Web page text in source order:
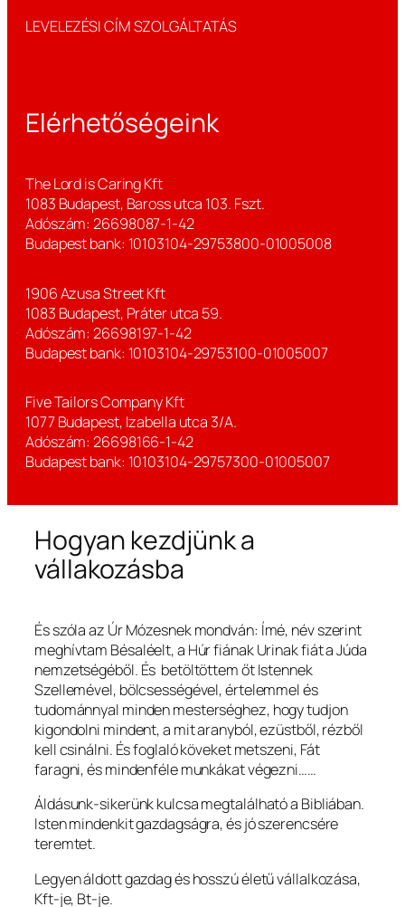
LEVELEZÉSI CÍM SZOLGÁLTATÁS
Elérhetőségeink
The Lord is Caring Kft
1083 Budapest, Baross utca 103. Fszt.
Adószám: 26698087-1-42
Budapest bank: 10103104-29753800-01005008
1906 Azusa Street Kft
1083 Budapest, Práter utca 59.
Adószám: 26698197-1-42
Budapest bank: 10103104-29753100-01005007
Five Tailors Company Kft
1077 Budapest, Izabella utca 3/A.
Adószám: 26698166-1-42
Budapest bank: 10103104-29757300-01005007
Hogyan kezdjünk a
vállakozásba
És szóla az Úr Mózesnek mondván: Ímé, név szerint
meghívtam Bésaléelt, a Húr fiának Urinak fiát a Júda
nemzetségéből. És betöltöttem őt Istennek
Szellemével, bölcsességével, értelemmel és
tudománnyal minden mesterséghez, hogy tudjon
kigondolni mindent, a mit aranyból, ezüstből, rézből
kell csinálni. És foglaló köveket metszeni, Fát
faragni, és mindenféle munkákat végezni……
Áldásunk-sikerünk kulcsa megtalálható a Bibliában.
Isten mindenkit gazdagságra, és jó szerencsére
teremtet.
Legyen áldott gazdag és hosszú életű vállalkozása,
Kft-je, Bt-je.